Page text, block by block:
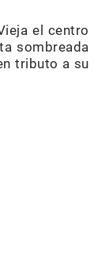
el centro
sombreada
tributo a su